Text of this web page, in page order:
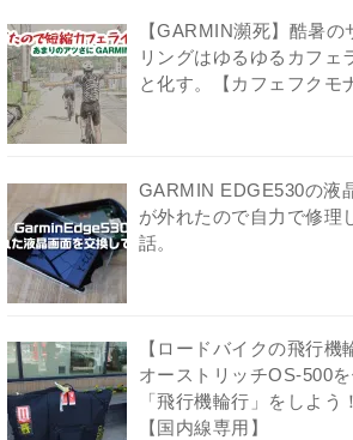
【GARMIN瀕死】酷暑の
リングはゆるゆるカフェ
と化す。【カフェフクモ
GARMIN EDGE530の液
が外れたので自力で修理
話。
【ロードバイクの飛行機
オーストリッチOS-500
「飛行機輪行」をしよう
【国内線専用】